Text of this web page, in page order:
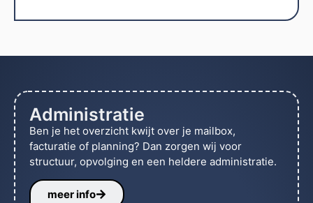
Administratie
Ben je het overzicht kwijt over je mailbox,
facturatie of planning? Dan zorgen wij voor
structuur, opvolging en een heldere administratie.
meer info